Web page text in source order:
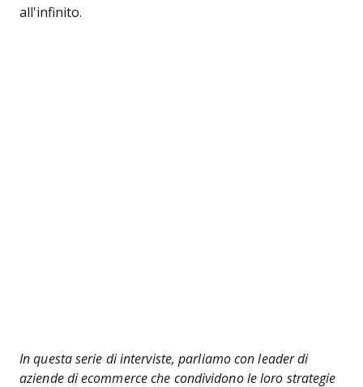
all'infinito.
In questa serie di interviste, parliamo con leader di
aziende di ecommerce che condividono le loro strategie